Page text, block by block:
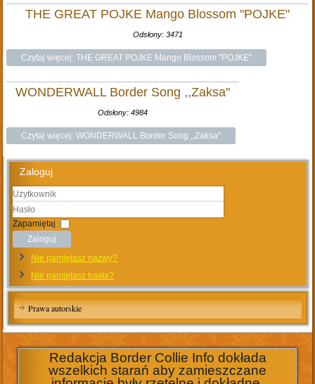
THE GREAT POJKE Mango Blossom "POJKE"
Odsłony: 3471
Czytaj więcej: THE GREAT POJKE Mango Blossom "POJKE"
WONDERWALL Border Song ,,Zaksa''
Odsłony: 4984
Czytaj więcej: WONDERWALL Border Song ,,Zaksa''
Zaloguj
Użytkownik
Hasło
Zapamiętaj
Zaloguj
Nie pamiętasz nazwy?
Nie pamiętasz hasła?
Prawa autorskie
Redakcja Border Collie Info dokłada
wszelkich starań aby zamieszczane